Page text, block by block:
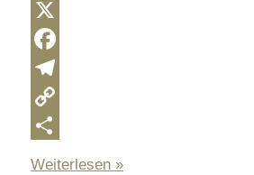
WhatsApp
X
Facebook
Telegram
Copy
Gründung
Weiterlesen »